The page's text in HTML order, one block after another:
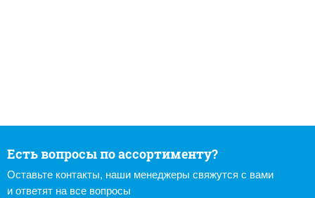
Есть вопросы по ассортименту?
Оставьте контакты, наши менеджеры свяжутся с вами
и ответят на все вопросы